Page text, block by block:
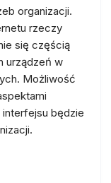
organizacji.
rzeczy
się częścią
urządzeń w
Możliwość
będzie